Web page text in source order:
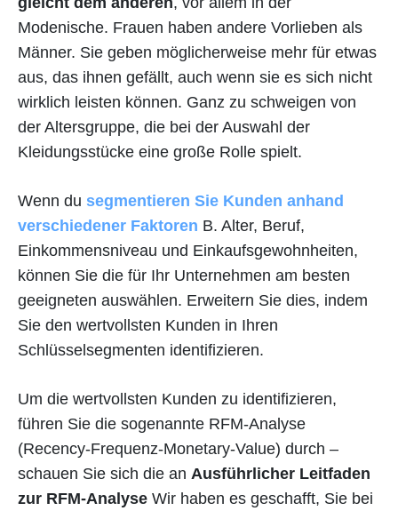
Modenische. Frauen haben andere Vorlieben als
Männer. Sie geben möglicherweise mehr für etwas
aus, das ihnen gefällt, auch wenn sie es sich nicht
wirklich leisten können. Ganz zu schweigen von
der Altersgruppe, die bei der Auswahl der
Kleidungsstücke eine große Rolle spielt.
Wenn du segmentieren Sie Kunden anhand
verschiedener Faktoren B. Alter, Beruf,
Einkommensniveau und Einkaufsgewohnheiten,
können Sie die für Ihr Unternehmen am besten
geeigneten auswählen. Erweitern Sie dies, indem
Sie den wertvollsten Kunden in Ihren
Schlüsselsegmenten identifizieren.
Um die wertvollsten Kunden zu identifizieren,
führen Sie die sogenannte RFM-Analyse
(Recency-Frequenz-Monetary-Value) durch –
schauen Sie sich die an Ausführlicher Leitfaden
zur RFM-Analyse Wir haben es geschafft, Sie bei